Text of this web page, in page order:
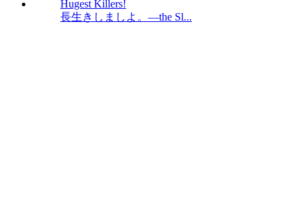
長生きしましよ。―the Sl...